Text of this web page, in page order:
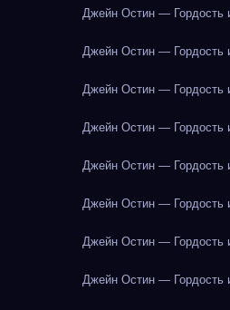
Джейн Остин — Гордость
Джейн Остин — Гордость
Джейн Остин — Гордость
Джейн Остин — Гордость
Джейн Остин — Гордость
Джейн Остин — Гордость
Джейн Остин — Гордость
Джейн Остин — Гордость